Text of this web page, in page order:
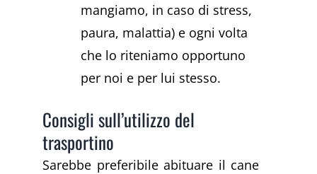
mangiamo, in caso di stress,
paura, malattia) e ogni volta
che lo riteniamo opportuno
per noi e per lui stesso.
Consigli sull’utilizzo del
trasportino
Sarebbe preferibile abituare il cane